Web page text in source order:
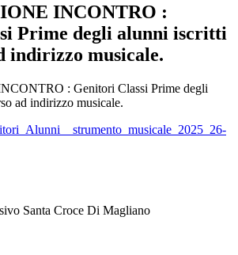
INCONTRO :
Prime degli alunni iscritti
indirizzo musicale.
: Genitori Classi Prime degli
ad indirizzo musicale.
Santa Croce Di Magliano